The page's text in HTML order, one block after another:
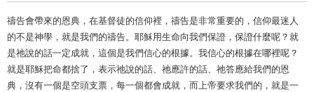
禱告會帶來的恩典，在基督徒的信仰裡，禱告是非常重要的，信仰最迷人
的不是神學，就是我們的禱告。耶穌用生命向我們保證，保證什麼呢？就
是祂說的話一定成就，這個是我們信心的根據。我信心的根據在哪裡呢？
就是耶穌把命都捨了，表示祂說的話、祂應許的話、祂答應給我們的恩
典，沒有一個是空頭支票，每一個都會成就，而上帝要求我們的，就是一